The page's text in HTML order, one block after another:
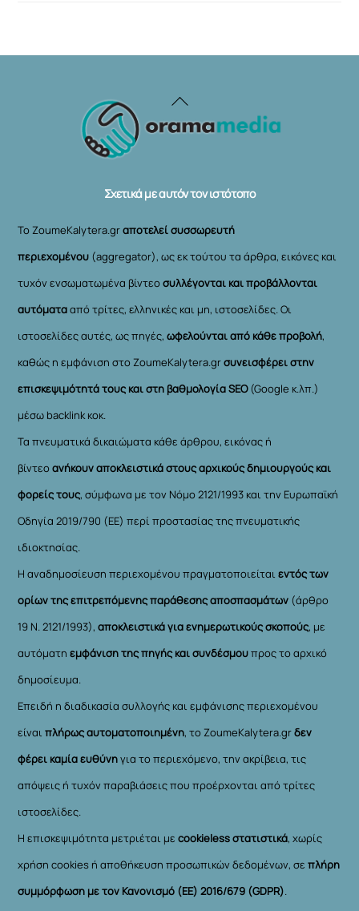
Back
To
Σχετικά με αυτόν τον ιστότοπο
Το ZoumeKalytera.grαποτελεί συσσωρευτή
περιεχομένου (aggregator), ως εκ τούτου τα άρθρα, εικόνες και
τυχόν ενσωματωμένα βίντεοσυλλέγονται και προβάλλονται
αυτόματααπό τρίτες, ελληνικές και μη, ιστοσελίδες. Οι
ιστοσελίδες αυτές, ως πηγές,ωφελούνται από κάθε προβολή,
καθώς η εμφάνιση στο ZoumeKalytera.grσυνεισφέρει στην
επισκεψιμότητά τους και στη βαθμολογία SEO(Google κ.λπ.)
μέσω backlink κοκ.
Τα πνευματικά δικαιώματα κάθε άρθρου, εικόνας ή
βίντεοανήκουν αποκλειστικά στους αρχικούς δημιουργούς και
φορείς τους, σύμφωνα με τον Νόμο 2121/1993 και την Ευρωπαϊκή
Οδηγία 2019/790 (ΕΕ) περί προστασίας της πνευματικής
ιδιοκτησίας.
Η αναδημοσίευση περιεχομένου πραγματοποιείταιεντός των
ορίων της επιτρεπόμενης παράθεσης αποσπασμάτων (άρθρο
19 Ν. 2121/1993), αποκλειστικά για ενημερωτικούς σκοπούς, με
αυτόματηεμφάνιση της πηγής και συνδέσμουπρος το αρχικό
δημοσίευμα.
Επειδή η διαδικασία συλλογής και εμφάνισης περιεχομένου
είναιπλήρως αυτοματοποιημένη, το ZoumeKalytera.grδεν
φέρει καμία ευθύνηγια το περιεχόμενο, την ακρίβεια, τις
απόψεις ή τυχόν παραβιάσεις που προέρχονται από τρίτες
ιστοσελίδες.
Η επισκεψιμότητα μετριέται μεcookieless στατιστικά, χωρίς
χρήση cookies ή αποθήκευση προσωπικών δεδομένων, σεπλήρη
συμμόρφωση με τον Κανονισμό (ΕΕ) 2016/679 (GDPR).